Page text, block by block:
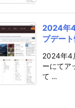
2024年
プデー
2024年4
ーにてア
て ...